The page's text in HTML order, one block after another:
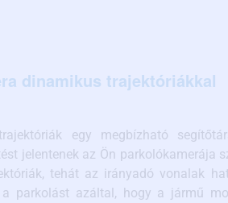
dinamikus trajektóriákkal
egy megbízható
jelentenek az Ön parkolókamerája
tehát az irányadó vonalak
a parkolást azáltal, hogy a jármű